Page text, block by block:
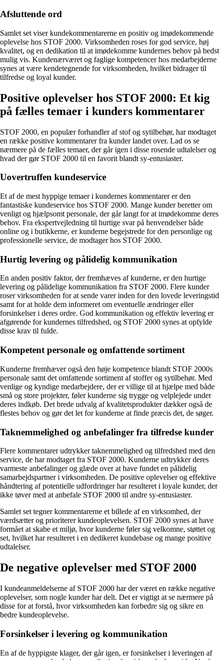
Afsluttende ord
Samlet set viser kundekommentarerne en positiv og imødekommende
oplevelse hos STOF 2000. Virksomheden roses for god service, høj
kvalitet, og en dedikation til at imødekomme kundernes behov på bedst
mulig vis. Kundenærværet og faglige kompetencer hos medarbejderne
synes at være kendetegnende for virksomheden, hvilket bidrager til
tilfredse og loyal kunder.
Positive oplevelser hos STOF 2000: Et kig
på fælles temaer i kunders kommentarer
STOF 2000, en populær forhandler af stof og sytilbehør, har modtaget
en række positive kommentarer fra kunder landet over. Lad os se
nærmere på de fælles temaer, der går igen i disse rosende udtalelser og
hvad der gør STOF 2000 til en favorit blandt sy-entusiaster.
Uovertruffen kundeservice
Et af de mest hyppige temaer i kundernes kommentarer er den
fantastiske kundeservice hos STOF 2000. Mange kunder beretter om
venligt og hjælpsomt personale, der går langt for at imødekomme deres
behov. Fra ekspertvejledning til hurtige svar på henvendelser både
online og i butikkerne, er kunderne begejstrede for den personlige og
professionelle service, de modtager hos STOF 2000.
Hurtig levering og pålidelig kommunikation
En anden positiv faktor, der fremhæves af kunderne, er den hurtige
levering og pålidelige kommunikation fra STOF 2000. Flere kunder
roser virksomheden for at sende varer inden for den lovede leveringstid
samt for at holde dem informeret om eventuelle ændringer eller
forsinkelser i deres ordre. God kommunikation og effektiv levering er
afgørende for kundernes tilfredshed, og STOF 2000 synes at opfylde
disse krav til fulde.
Kompetent personale og omfattende sortiment
Kunderne fremhæver også den høje kompetence blandt STOF 2000s
personale samt det omfattende sortiment af stoffer og sytilbehør. Med
venlige og kyndige medarbejdere, der er villige til at hjælpe med både
små og store projekter, føler kunderne sig trygge og velplejede under
deres indkøb. Det brede udvalg af kvalitetsprodukter dækker også de
flestes behov og gør det let for kunderne at finde præcis det, de søger.
Taknemmelighed og anbefalinger fra tilfredse kunder
Flere kommentarer udtrykker taknemmelighed og tilfredshed med den
service, de har modtaget fra STOF 2000. Kunderne udtrykker deres
varmeste anbefalinger og glæde over at have fundet en pålidelig
samarbejdspartner i virksomheden. De positive oplevelser og effektive
håndtering af potentielle udfordringer har resulteret i loyale kunder, der
ikke tøver med at anbefale STOF 2000 til andre sy-entusiaster.
Samlet set tegner kommentarerne et billede af en virksomhed, der
værdsætter og prioriterer kundeoplevelsen. STOF 2000 synes at have
formået at skabe et miljø, hvor kunderne føler sig velkomne, støttet og
set, hvilket har resulteret i en dedikeret kundebase og mange positive
udtalelser.
De negative oplevelser med STOF 2000
I kundeanmeldelserne af STOF 2000 har der været en række negative
oplevelser, som nogle kunder har delt. Det er vigtigt at se nærmere på
disse for at forstå, hvor virksomheden kan forbedre sig og sikre en
bedre kundeoplevelse.
Forsinkelser i levering og kommunikation
En af de hyppigste klager, der går igen, er forsinkelser i leveringen af